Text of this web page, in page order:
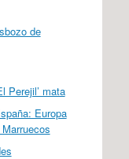
de
Perejil’ mata
Europa